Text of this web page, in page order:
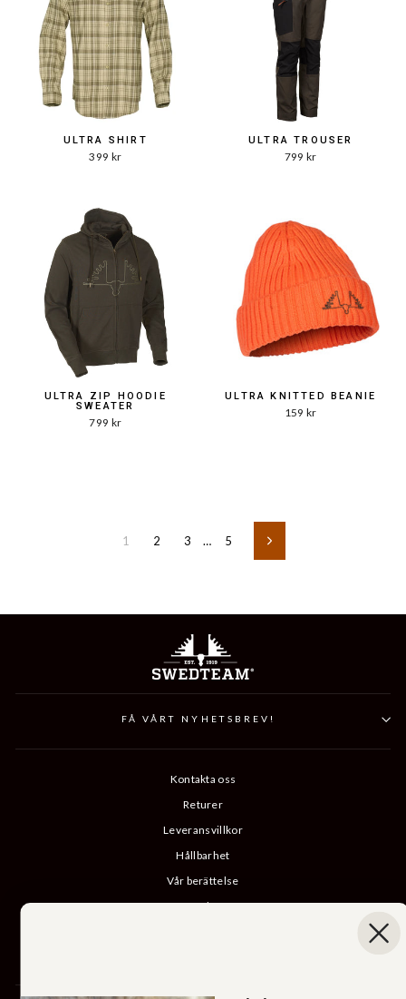
ULTRA SHIRT
399 kr
ULTRA TROUSER
799 kr
ULTRA ZIP HOODIE
SWEATER
799 kr
ULTRA KNITTED BEANIE
159 kr
1 2 3 … 5 Nästa
FÅ VÅRT NYHETSBREV!
Kontakta oss
Returer
Leveransvillkor
Hållbarhet
Vår berättelse
Katalog